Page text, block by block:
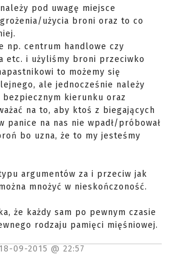
pod uwagę miejsce
użycia broni oraz to co
np. centrum handlowe czy
etc. i użyliśmy broni przeciwko
to możemy się
ale jednocześnie należy
bezpiecznym kierunku oraz
na to, aby ktoś z biegających
panice na nas nie wpadł/próbował
bo uzna, że to my jesteśmy
argumentów za i przeciw jak
mnożyć w nieskończoność.
że każdy sam po pewnym czasie
rodzaju pamięci mięśniowej.
18-09-2015 @ 22:57